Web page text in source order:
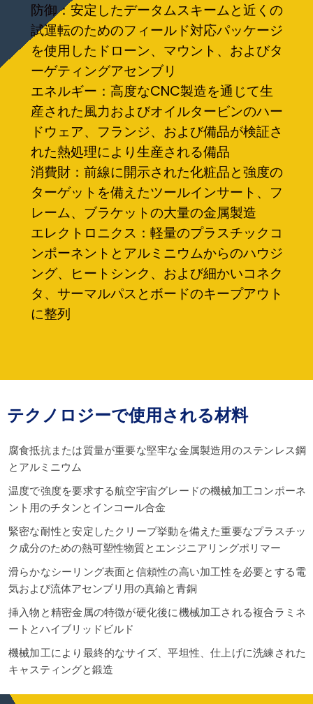
防御：安定したデータムスキームと近くの
試運転のためのフィールド対応パッケージ
を使用したドローン、マウント、およびタ
ーゲティングアセンブリ
エネルギー：高度なCNC製造を通じて生
産された風力およびオイルタービンのハー
ドウェア、フランジ、および備品が検証さ
れた熱処理により生産される備品
消費財：前線に開示された化粧品と強度の
ターゲットを備えたツールインサート、フ
レーム、ブラケットの大量の金属製造
エレクトロニクス：軽量のプラスチックコ
ンポーネントとアルミニウムからのハウジ
ング、ヒートシンク、および細かいコネク
タ、サーマルパスとボードのキープアウト
に整列
テクノロジーで使用される材料
腐食抵抗または質量が重要な堅牢な金属製造用のステンレス鋼
とアルミニウム
温度で強度を要求する航空宇宙グレードの機械加工コンポーネ
ント用のチタンとインコール合金
緊密な耐性と安定したクリープ挙動を備えた重要なプラスチッ
ク成分のための熱可塑性物質とエンジニアリングポリマー
滑らかなシーリング表面と信頼性の高い加工性を必要とする電
気および流体アセンブリ用の真鍮と青銅
挿入物と精密金属の特徴が硬化後に機械加工される複合ラミネ
ートとハイブリッドビルド
機械加工により最終的なサイズ、平坦性、仕上げに洗練された
キャスティングと鍛造